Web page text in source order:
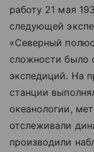
работу 21 мая
следующей
«Северный
сложности было
экспедиций. На
станции
океанологии,
отслеживали
производили